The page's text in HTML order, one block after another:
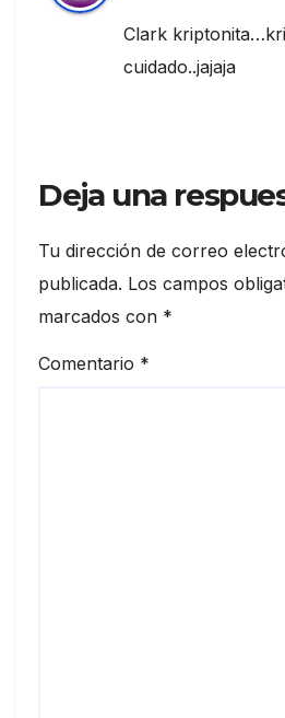
Clark
cuidado..jajaja
Deja una
Tu dirección de correo
publicada. Los campos
marcados con *
Comentario *